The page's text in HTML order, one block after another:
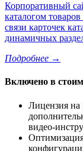
Корпоративный
каталогом
связи карточек
динамичных
Подробнее →
Включено в
Лицензия на
видео-